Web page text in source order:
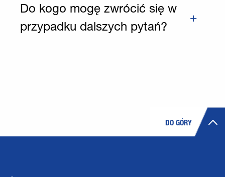
Do kogo mogę zwrócić się w
przypadku dalszych pytań?
DO GÓRY